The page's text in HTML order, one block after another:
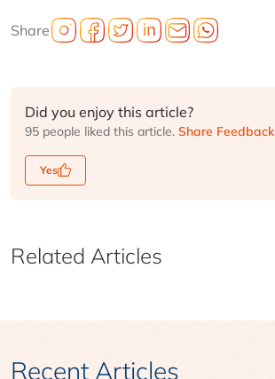
Share
Did you enjoy this article?
95 people liked this article. Share Feedback
Yes
Related Articles
Recent Articles